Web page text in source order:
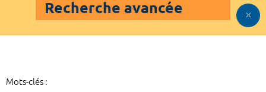
Recherche avancée
Mots-clés :